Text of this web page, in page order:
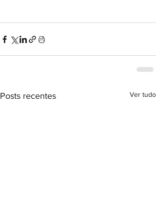
Posts recentes Ver tudo